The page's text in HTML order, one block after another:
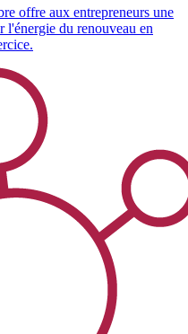
offre aux entrepreneurs une
l'énergie du renouveau en